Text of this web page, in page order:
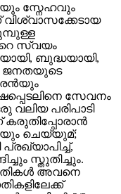
സ്നേഹവും
വിശ്വാസക്കേടായ
സ്വയം
ബുദ്ധയായി,
ജനതയുടെ
സേവനം
പരിപാടി
ചെയ്യുമ്‍;
സ്തുതിച്ചും.
അവനെ